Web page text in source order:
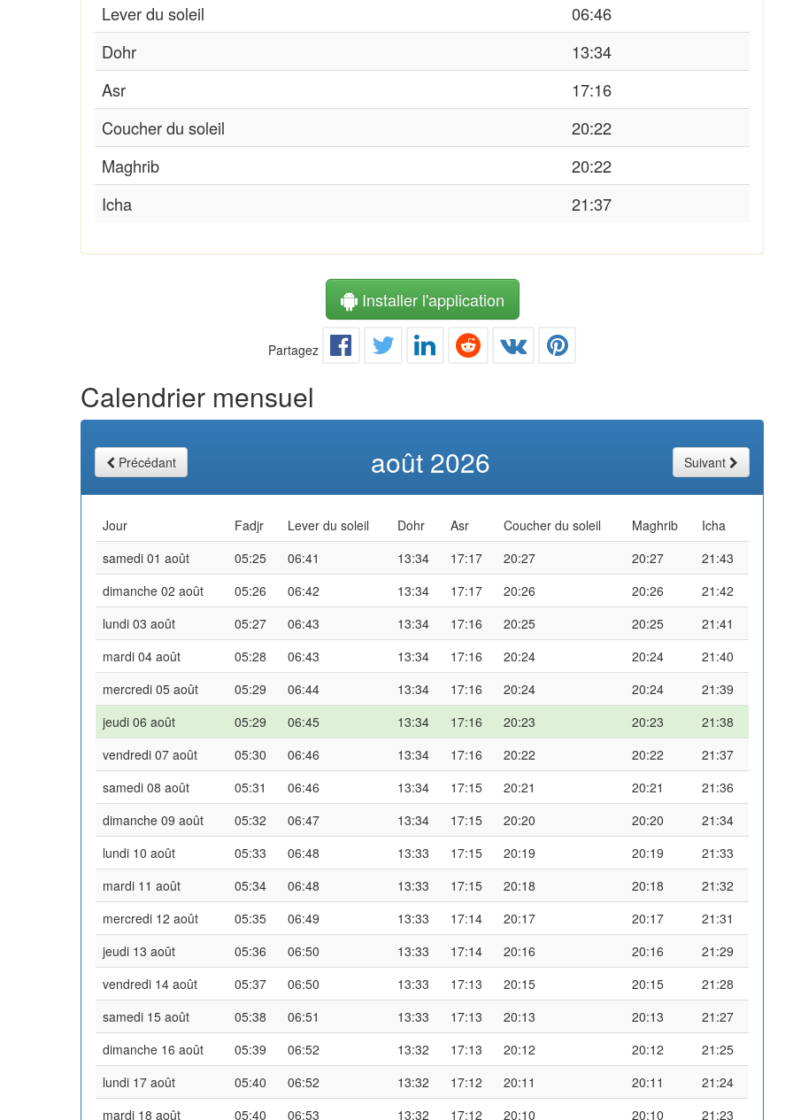
Lever du soleil
06:46
Dohr
13:34
Asr
17:16
Coucher du soleil
20:22
Maghrib
20:22
Icha
21:37
Installer l'application
Partagez
Calendrier mensuel
Précédant août 2026 Suivant
Jour Fadjr Lever du soleil Dohr Asr Coucher du soleil Maghrib
Icha
samedi 01 août
05:25 06:41 13:34 17:17 20:27 20:27
21:43
dimanche 02 août
05:26 06:42 13:34 17:17 20:26 20:26
21:42
lundi 03 août
05:27 06:43 13:34 17:16 20:25 20:25
21:41
mardi 04 août
05:28 06:43 13:34 17:16 20:24 20:24
21:40
mercredi 05 août
05:29 06:44 13:34 17:16 20:24 20:24
21:39
jeudi 06 août
05:29 06:45 13:34 17:16 20:23 20:23
21:38
vendredi 07 août
05:30 06:46 13:34 17:16 20:22 20:22
21:37
samedi 08 août
05:31 06:46 13:34 17:15 20:21 20:21
21:36
dimanche 09 août
05:32 06:47 13:34 17:15 20:20 20:20
21:34
lundi 10 août
05:33 06:48 13:33 17:15 20:19 20:19
21:33
mardi 11 août
05:34 06:48 13:33 17:15 20:18 20:18
21:32
mercredi 12 août
05:35 06:49 13:33 17:14 20:17 20:17
21:31
jeudi 13 août
05:36 06:50 13:33 17:14 20:16 20:16
21:29
vendredi 14 août
05:37 06:50 13:33 17:13 20:15 20:15
21:28
samedi 15 août
05:38 06:51 13:33 17:13 20:13 20:13
21:27
dimanche 16 août
05:39 06:52 13:32 17:13 20:12 20:12
21:25
lundi 17 août
05:40 06:52 13:32 17:12 20:11 20:11
21:24
mardi 18 août
05:40 06:53 13:32 17:12 20:10 20:10
21:23